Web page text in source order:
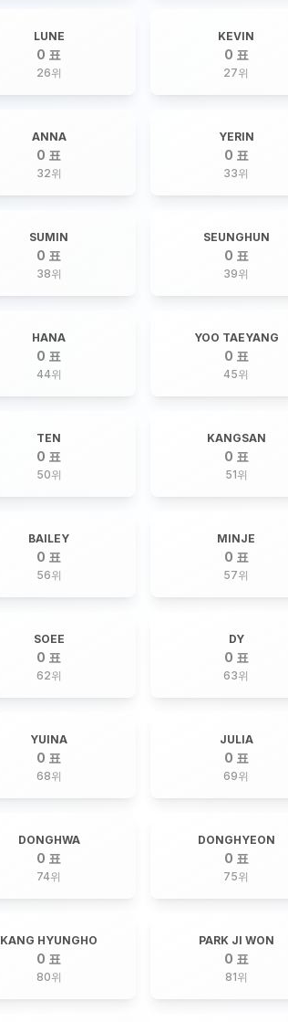
LUNE
0 표
26위
KEVIN
0 표
27위
ANNA
0 표
32위
YERIN
0 표
33위
SUMIN
0 표
38위
SEUNGHUN
0 표
39위
HANA
0 표
44위
YOO TAEYANG
0 표
45위
TEN
0 표
50위
KANGSAN
0 표
51위
BAILEY
0 표
56위
MINJE
0 표
57위
SOEE
0 표
62위
DY
0 표
63위
YUINA
0 표
68위
JULIA
0 표
69위
DONGHWA
0 표
74위
DONGHYEON
0 표
75위
KANG HYUNGHO
0 표
80위
PARK JI WON
0 표
81위